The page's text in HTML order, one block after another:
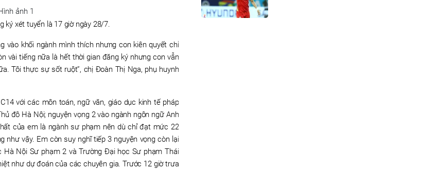
ký xét tuyển là 17 giờ ngày 28/7.
vào khối ngành mình thích nhưng con kiên quyết chỉ
vài tiếng nữa là hết thời gian đăng ký nhưng con vẫn
Tôi thực sự sốt ruột”, chị Đoàn Thị Nga, phụ huynh
với các môn toán, ngữ văn, giáo dục kinh tế pháp
đô Hà Nội; nguyện vọng 2 vào ngành ngôn ngữ Anh
của em là ngành sư phạm nên dù chỉ đạt mức 22
vậy. Em còn suy nghĩ tiếp 3 nguyện vọng còn lại
Nội Sư phạm 2 và Trường Đại học Sư phạm Thái
như dự đoán của các chuyên gia. Trước 12 giờ trưa